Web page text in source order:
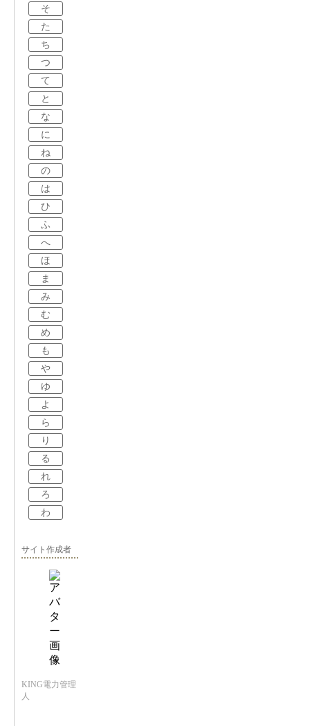
そ
た
ち
つ
て
と
な
に
ね
の
は
ひ
ふ
へ
ほ
ま
み
む
め
も
や
ゆ
よ
ら
り
る
れ
ろ
わ
サイト作成者
KING電力管理
人